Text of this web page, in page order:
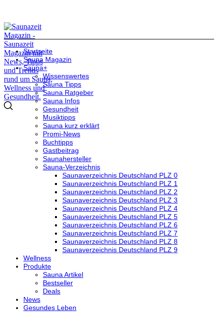
Startseite
Sauna Magazin
Sauna+
Wissenswertes
Sauna Tipps
Sauna Ratgeber
Sauna Infos
Gesundheit
Musiktipps
Sauna kurz erklärt
Promi-News
Buchtipps
Gastbeitrag
Saunahersteller
Sauna-Verzeichnis
Saunaverzeichnis Deutschland PLZ 0
Saunaverzeichnis Deutschland PLZ 1
Saunaverzeichnis Deutschland PLZ 2
Saunaverzeichnis Deutschland PLZ 3
Saunaverzeichnis Deutschland PLZ 4
Saunaverzeichnis Deutschland PLZ 5
Saunaverzeichnis Deutschland PLZ 6
Saunaverzeichnis Deutschland PLZ 7
Saunaverzeichnis Deutschland PLZ 8
Saunaverzeichnis Deutschland PLZ 9
Wellness
Produkte
Sauna Artikel
Bestseller
Deals
News
Gesundes Leben